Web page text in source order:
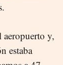
aeropuerto y,
estaba